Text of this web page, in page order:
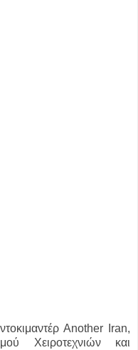
Another Iran,
Χειροτεχνιών και